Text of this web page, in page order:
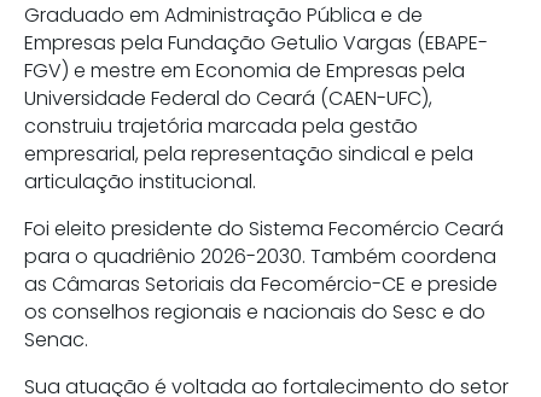
Graduado em Administração Pública e de
Empresas pela Fundação Getulio Vargas (EBAPE-
FGV) e mestre em Economia de Empresas pela
Universidade Federal do Ceará (CAEN-UFC),
construiu trajetória marcada pela gestão
empresarial, pela representação sindical e pela
articulação institucional.
Foi eleito presidente do Sistema Fecomércio Ceará
para o quadriênio 2026-2030. Também coordena
as Câmaras Setoriais da Fecomércio-CE e preside
os conselhos regionais e nacionais do Sesc e do
Senac.
Sua atuação é voltada ao fortalecimento do setor